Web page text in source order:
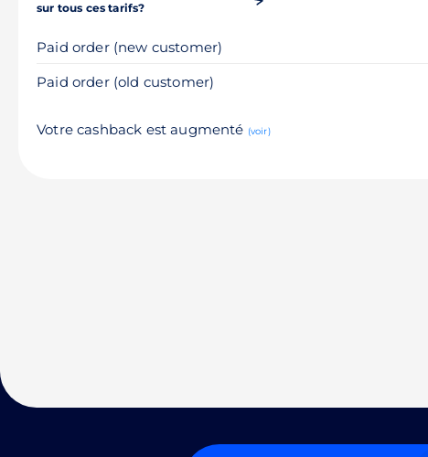
sur tous ces tarifs?
Paid order (new customer)
Paid order (old customer)
Votre cashback est augmenté (voir)